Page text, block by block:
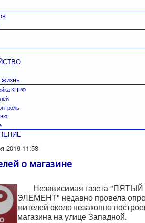
КПРФ
2019 11:58
о магазине
Независимая газета "ПЯТЫЙ
ЭЛЕМЕНТ" недавно провела
жителей около незаконно
магазина на улице Западной.